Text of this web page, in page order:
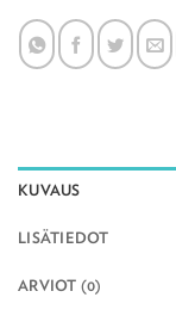
KUVAUS
LISÄTIEDOT
ARVIOT (0)